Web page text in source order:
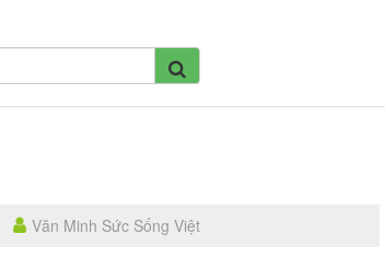
Văn Minh Sức Sống Việt